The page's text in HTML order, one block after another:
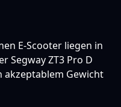
E-Scooter liegen in
Segway ZT3 Pro D
akzeptablem Gewicht